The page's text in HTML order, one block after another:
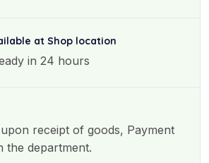
at Shop location
in 24 hours
receipt of goods, Payment
the department.